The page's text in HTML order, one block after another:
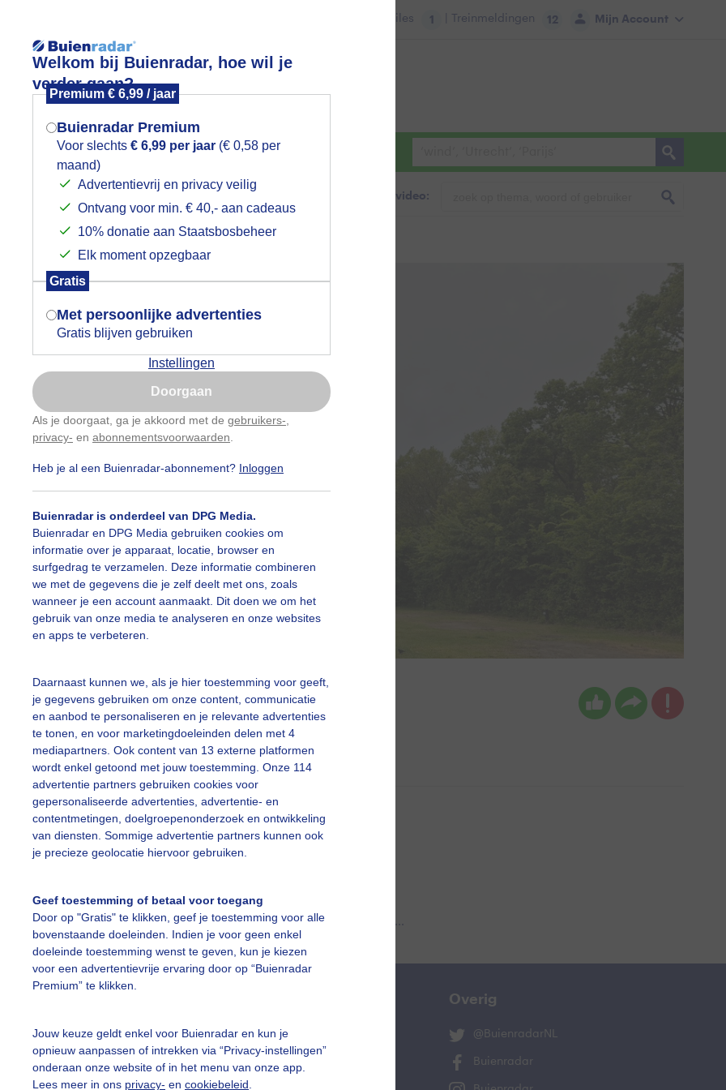
Welkom bij Buienradar, hoe wil je
verder gaan?
Premium € 6,99 / jaar
Buienradar Premium
Voor slechts € 6,99 per jaar (€ 0,58 per
maand)
Advertentievrij en privacy veilig
Ontvang voor min. € 40,- aan cadeaus
10% donatie aan Staatsbosbeheer
Elk moment opzegbaar
Gratis
Met persoonlijke advertenties
Gratis blijven gebruiken
Instellingen
Doorgaan
Als je doorgaat, ga je akkoord met de gebruikers-
privacy- en abonnementsvoorwaarden
Heb je al een Buienradar-abonnement? Inloggen
Buienradar is onderdeel van DPG Media.
Buienradar en DPG Media gebruiken cookies om
informatie over je apparaat, locatie, browser en
surfgedrag te verzamelen. Deze informatie combineren
we met de gegevens die je zelf deelt met ons, zoals
wanneer je een account aanmaakt. Dit doen we om het
gebruik van onze media te analyseren en onze websites
en apps te verbeteren.
Daarnaast kunnen we, als je hier toestemming voor geeft,
je gegevens gebruiken om onze content, communicatie
en aanbod te personaliseren en je relevante advertenties
te tonen, en voor marketingdoeleinden delen met 4
mediapartners. Ook content van 13 externe platformen
wordt enkel getoond met jouw toestemming. Onze 114
advertentie partners gebruiken cookies voor
gepersonaliseerde advertenties, advertentie- en
contentmetingen, doelgroepenonderzoek en ontwikkeling
van diensten. Sommige advertentie partners kunnen ook
je precieze geolocatie hiervoor gebruiken.
Geef toestemming of betaal voor toegang
Door op "Gratis" te klikken, geef je toestemming voor alle
bovenstaande doeleinden. Indien je voor geen enkel
doeleinde toestemming wenst te geven, kun je kiezen
voor een advertentievrije ervaring door op “Buienradar
Premium” te klikken.
Jouw keuze geldt enkel voor Buienradar en kun je
opnieuw aanpassen of intrekken via “Privacy-instellingen”
onderaan onze website of in het menu van onze app.
Lees meer in ons privacy- en cookiebeleid
Mijn Account
Files 1 | Treinmeldingen 12
Foto en video Weerzine
Zoeken in foto & video:
de camping
Francien Tax Gemaakt: 20-05-2026, 50x bekeken
Regen Wolken
slideshow
Een moment geduld aub...
vragen
De Bilt
Overig
@BuienradarNL
Buienradar
Mogen we je locatie gebruiken voor
het weer?
Indien je hier nog geen akkoord op hebt
gegeven, verschijnt er zo een pop-up uit
je browser waarin deze toestemming
gevraagd wordt.
Is goed, toon de popup
Nu niet, misschien later
Gebruik je Safari en wil je niet elke dag deze pop-up
Klikhierom dit aan te passen